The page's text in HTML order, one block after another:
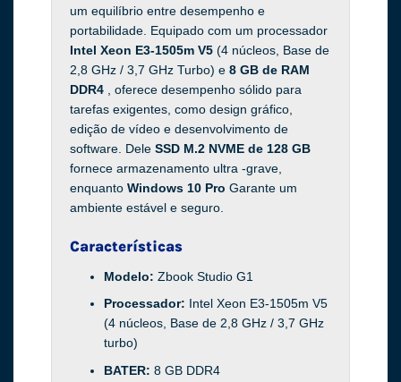
um equilíbrio entre desempenho e
portabilidade. Equipado com um processador
Intel Xeon E3-1505m V5 (4 núcleos, Base de
2,8 GHz / 3,7 GHz Turbo) e 8 GB de RAM
DDR4 , oferece desempenho sólido para
tarefas exigentes, como design gráfico,
edição de vídeo e desenvolvimento de
software. Dele SSD M.2 NVME de 128 GB
fornece armazenamento ultra -grave,
enquanto Windows 10 Pro Garante um
ambiente estável e seguro.
Características
Modelo: Zbook Studio G1
Processador: Intel Xeon E3-1505m V5
(4 núcleos, Base de 2,8 GHz / 3,7 GHz
turbo)
BATER: 8 GB DDR4